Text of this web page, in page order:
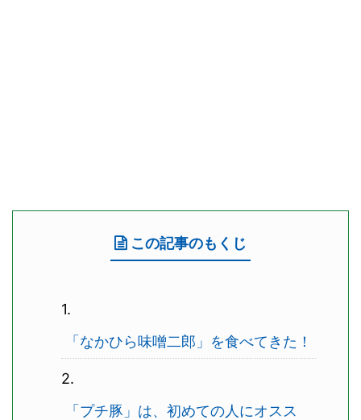
この記事のもくじ
「なかひら味噌二郎」を食べてきた！
「プチ豚」は、初めての人にオスス